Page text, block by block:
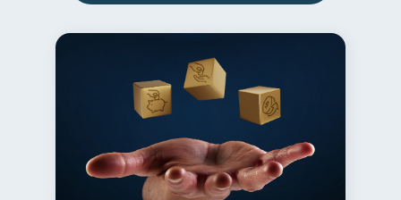
Manejo de deudas 31
Educación financiera
Control de deudas 30
Inclusión financiera 22